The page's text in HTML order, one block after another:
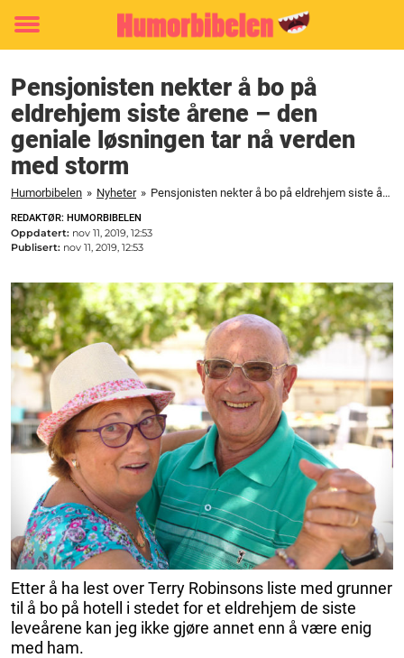
Toggle
Pensjonisten nekter å bo på
eldrehjem siste årene – den
geniale løsningen tar nå verden
med storm
Humorbibelen » Nyheter » Pensjonisten nekter å bo på eldrehjem siste årene - den geniale løsningen tar nå verden med storm
REDAKTØR: HUMORBIBELEN
Oppdatert: nov 11, 2019, 12:53
Publisert: nov 11, 2019, 12:53
Etter å ha lest over Terry Robinsons liste med grunner
til å bo på hotell i stedet for et eldrehjem de siste
leveårene kan jeg ikke gjøre annet enn å være enig
med ham.